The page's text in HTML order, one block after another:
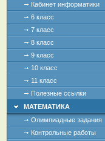
Кабинет информатики
6 класс
7 класс
8 класс
9 класс
10 класс
11 класс
Полезные ссылки
МАТЕМАТИКА
Олимпиадные задания
Контрольные работы